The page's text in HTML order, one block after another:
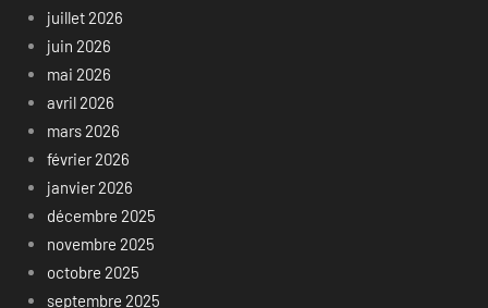
juillet 2026
juin 2026
mai 2026
avril 2026
mars 2026
février 2026
janvier 2026
décembre 2025
novembre 2025
octobre 2025
septembre 2025